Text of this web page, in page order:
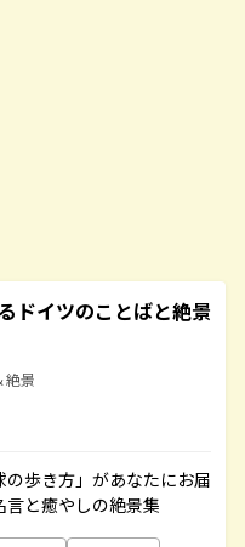
ドイツのことばと絶景
絶景
歩き方」があなたにお届
と癒やしの絶景集